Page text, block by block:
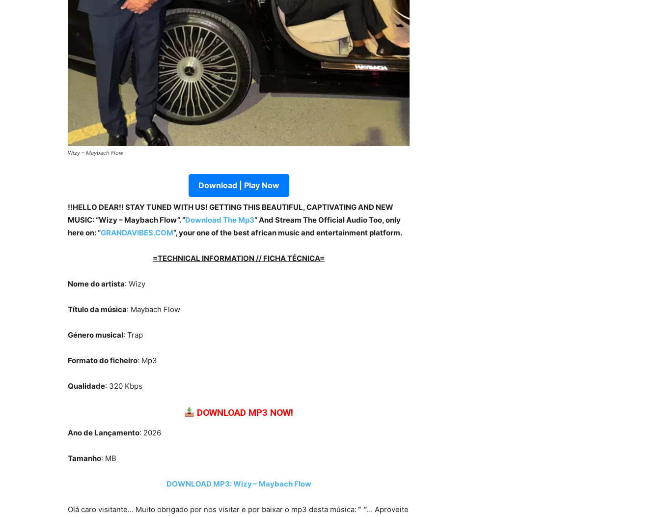
Wizy – Maybach Flow
Download | Play Now
!!HELLO DEAR!! STAY TUNED WITH US! GETTING THIS BEAUTIFUL, CAPTIVATING AND NEW
MUSIC: “Wizy – Maybach Flow”. “Download The Mp3” And Stream The Official Audio Too, only
here on: “GRANDAVIBES.COM”, your one of the best african music and entertainment platform.
=TECHNICAL INFORMATION // FICHA TÉCNICA=
Nome do artista: Wizy
Título da música: Maybach Flow
Género musical: Trap
Formato do ficheiro: Mp3
Qualidade: 320 Kbps
DOWNLOAD MP3 NOW!
Ano de Lançamento: 2026
Tamanho: MB
DOWNLOAD MP3: Wizy – Maybach Flow
Olá caro visitante… Muito obrigado por nos visitar e por baixar o mp3 desta música: “ ”… Aproveite